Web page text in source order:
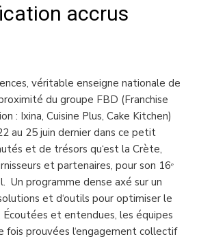
accrus
véritable enseigne nationale de
du groupe FBD (Franchise
: Ixina, Cuisine Plus, Cake Kitchen)
au 25 juin dernier dans ce petit
et de trésors qu‘est la Crète,
et partenaires, pour son 16ᵉ
Un programme dense axé sur un
et d‘outils pour optimiser le
Écoutées et entendues, les équipes
fois prouvées l‘engagement collectif